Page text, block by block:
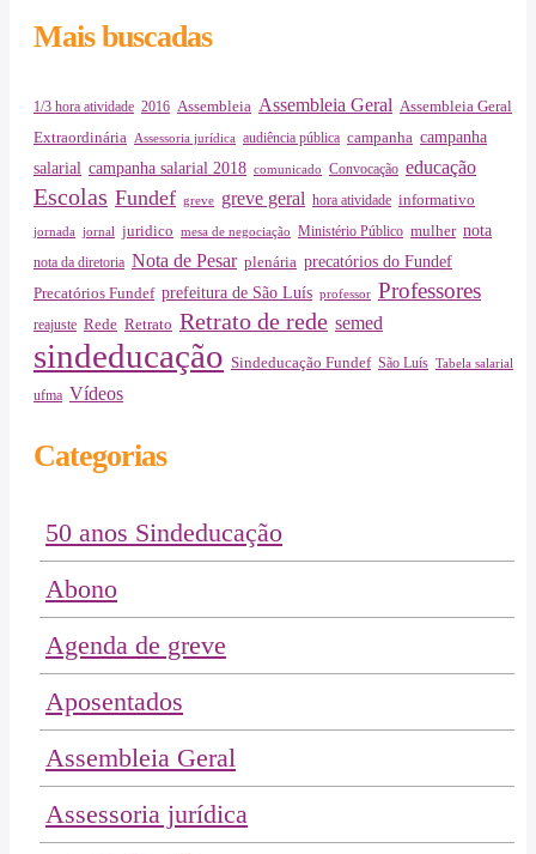
Mais buscadas
1/3 hora atividade 2016 Assembleia Assembleia Geral Assembleia Geral
Extraordinária
Assessoria jurídica audiência pública campanha campanha
salarial campanha salarial 2018 comunicado Convocação educação
Escolas Fundef greve greve geral hora atividade informativo
jornada jornal juridico mesa de negociação Ministério Público mulher nota
nota da diretoria Nota de Pesar plenária precatórios do Fundef
Precatórios Fundef prefeitura de São Luís professor Professores
reajuste Rede Retrato Retrato de rede semed
sindeducação Sindeducação Fundef São Luís Tabela salarial
ufma Vídeos
Categorias
50 anos Sindeducação
Abono
Agenda de greve
Aposentados
Assembleia Geral
Assessoria jurídica